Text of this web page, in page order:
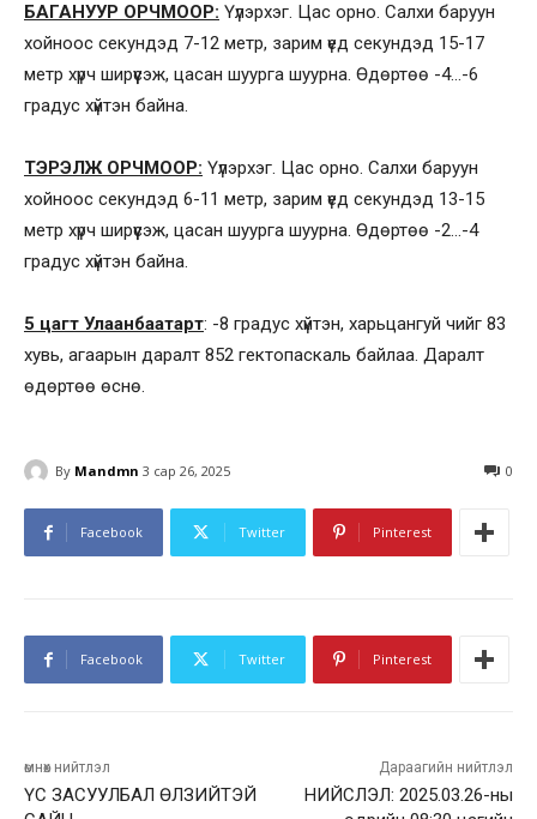
БАГАНУУР ОРЧМООР: Үүлэрхэг. Цас орно. Салхи баруун
хойноос секундэд 7-12 метр, зарим үед секундэд 15-17
метр хүрч ширүүсэж, цасан шуурга шуурна. Өдөртөө -4…-6
градус хүйтэн байна.
ТЭРЭЛЖ ОРЧМООР: Үүлэрхэг. Цас орно. Салхи баруун
хойноос секундэд 6-11 метр, зарим үед секундэд 13-15
метр хүрч ширүүсэж, цасан шуурга шуурна. Өдөртөө -2…-4
градус хүйтэн байна.
5 цагт Улаанбаатарт: -8 градус хүйтэн, харьцангуй чийг 83
хувь, агаарын даралт 852 гектопаскаль байлаа. Даралт
өдөртөө өснө.
By Mandmn 3 сар 26, 2025 0
Facebook Twitter Pinterest
Facebook Twitter Pinterest
өмнөх нийтлэл
ҮС ЗАСУУЛБАЛ ӨЛЗИЙТЭЙ
Дараагийн нийтлэл
НИЙСЛЭЛ: 2025.03.26-ны